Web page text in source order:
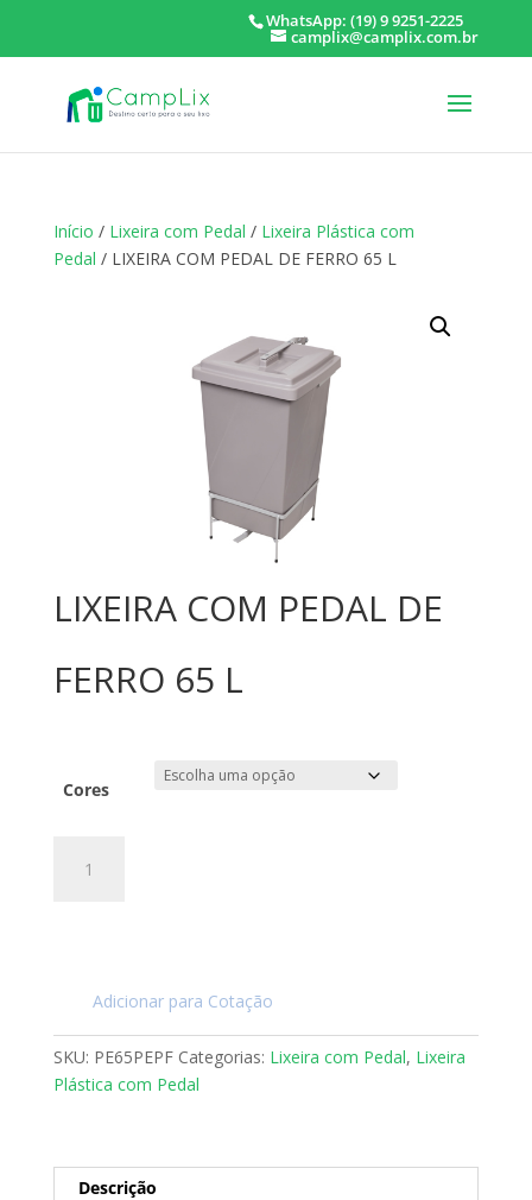
WhatsApp: (19) 9 9251-2225
camplix@camplix.com.br
Início / Lixeira com Pedal / Lixeira Plástica com
Pedal / LIXEIRA COM PEDAL DE FERRO 65 L
LIXEIRA COM PEDAL DE
FERRO 65 L
Cores
COM
quantidade
Adicionar para Cotação
SKU: PE65PEPF Categorias: Lixeira com Pedal, Lixeira
Plástica com Pedal
Descrição